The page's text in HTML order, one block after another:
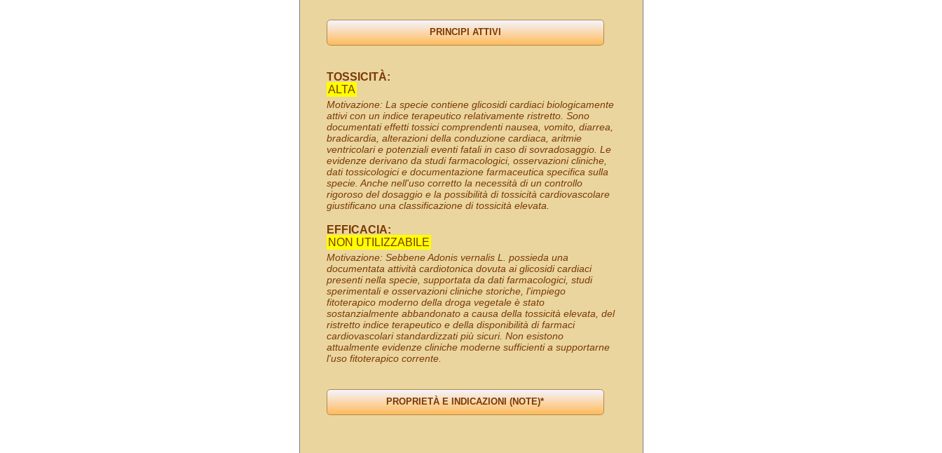
TOSSICITÀ:
ALTA
Motivazione: La specie contiene glicosidi cardiaci biologicamente
attivi con un indice terapeutico relativamente ristretto. Sono
documentati effetti tossici comprendenti nausea, vomito, diarrea,
bradicardia, alterazioni della conduzione cardiaca, aritmie
ventricolari e potenziali eventi fatali in caso di sovradosaggio. Le
evidenze derivano da studi farmacologici, osservazioni cliniche,
dati tossicologici e documentazione farmaceutica specifica sulla
specie. Anche nell'uso corretto la necessità di un controllo
rigoroso del dosaggio e la possibilità di tossicità cardiovascolare
giustificano una classificazione di tossicità elevata.
EFFICACIA:
NON UTILIZZABILE
Motivazione: Sebbene Adonis vernalis L. possieda una
documentata attività cardiotonica dovuta ai glicosidi cardiaci
presenti nella specie, supportata da dati farmacologici, studi
sperimentali e osservazioni cliniche storiche, l'impiego
fitoterapico moderno della droga vegetale è stato
sostanzialmente abbandonato a causa della tossicità elevata, del
ristretto indice terapeutico e della disponibilità di farmaci
cardiovascolari standardizzati più sicuri. Non esistono
attualmente evidenze cliniche moderne sufficienti a supportarne
l'uso fitoterapico corrente.